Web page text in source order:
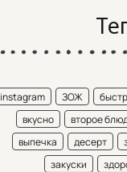
instagram ЗОЖ
вкусно
второе
выпечка
десерт
закуски